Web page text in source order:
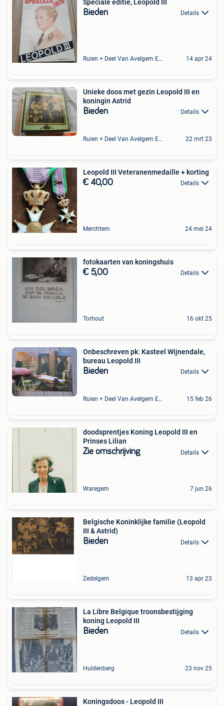
Speciale editie, Leopold III
Bieden Details
Ruien + Deel Van Avelgem En Waarmaarde 14 apr 24
Unieke doos met gezin Leopold III en
koningin Astrid
Bieden Details
Ruien + Deel Van Avelgem En Waarmaarde 22 mrt 23
Leopold III Veteranenmedaille + korting
€ 40,00 Details
Merchtem 24 mei 24
fotokaarten van koningshuis
€ 5,00 Details
Torhout 16 okt 25
Onbeschreven pk: Kasteel Wijnendale,
bureau Leopold III
Bieden Details
Ruien + Deel Van Avelgem En Waarmaarde 15 feb 26
doodsprentjes Koning Leopold III en
Prinses Lilian
Zie omschrijving Details
Waregem 7 jun 26
Belgische Koninklijke familie (Leopold
III & Astrid)
Bieden Details
Zedelgem 13 apr 23
La Libre Belgique troonsbestijging
koning Leopold III
Bieden Details
Huldenberg 23 nov 25
Koningsdoos - Leopold III